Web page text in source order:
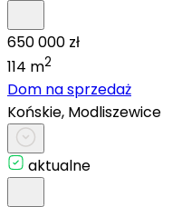
650 000 zł
114 m2
Dom na sprzedaż
Końskie, Modliszewice
aktualne